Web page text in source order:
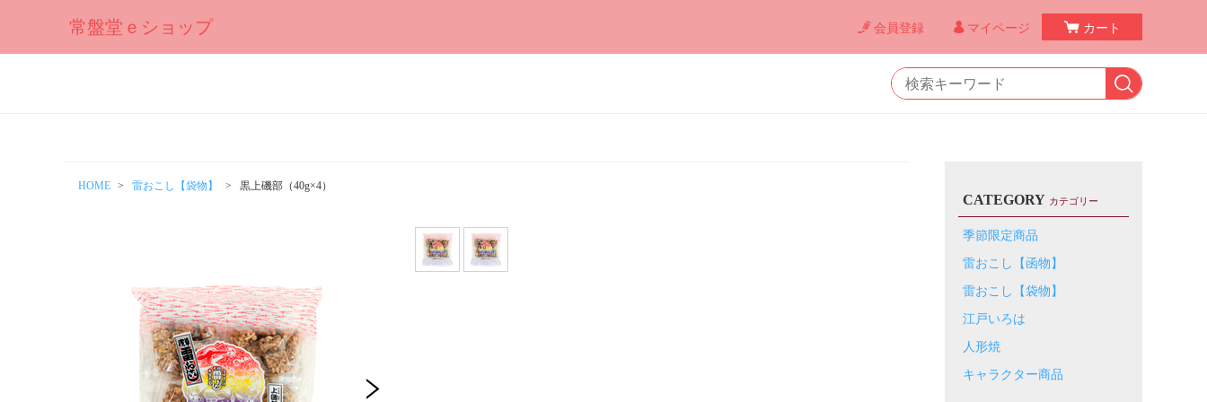
常盤堂ｅショップ 会員登録 マイページ カート
HOME 雷おこし【袋物】 黒上磯部（40g×4）
CATEGORY カテゴリー
季節限定商品
雷おこし【函物】
雷おこし【袋物】
江戸いろは
人形焼
キャラクター商品